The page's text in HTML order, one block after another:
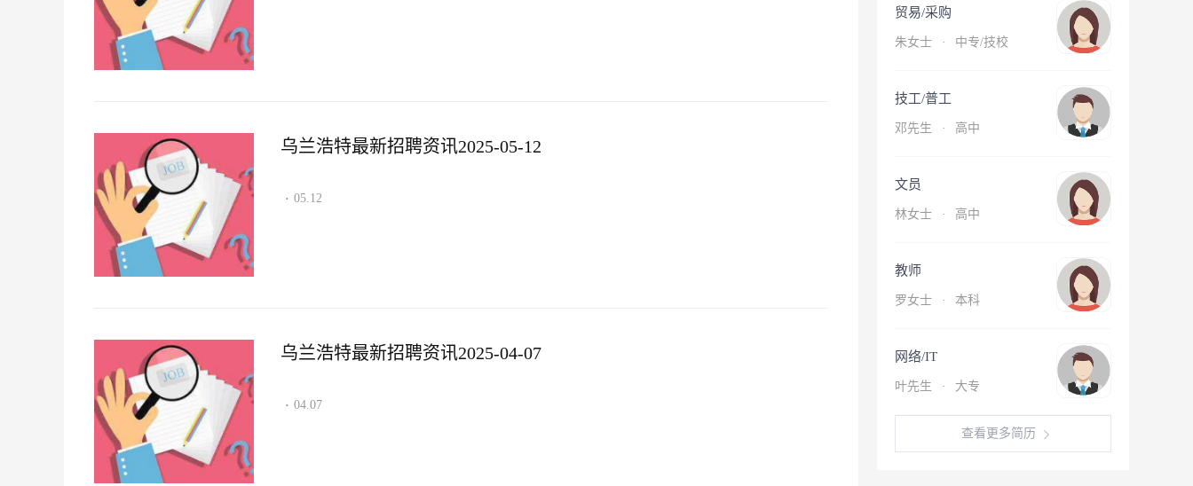
乌兰浩特最新招聘资讯2025-05-12
· 05.12
乌兰浩特最新招聘资讯2025-04-07
· 04.07
贸易/采购
朱女士 · 中专/技校
技工/普工
邓先生 · 高中
文员
林女士 · 高中
教师
罗女士 · 本科
网络/IT
叶先生 · 大专
查看更多简历